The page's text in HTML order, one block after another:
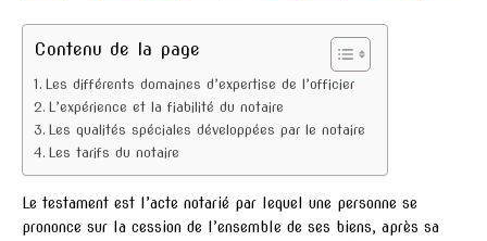
Contenu de la page
Les différents domaines d’expertise de l’officier
L’expérience et la fiabilité du notaire
Les qualités spéciales développées par le notaire
Les tarifs du notaire
Le testament est l’acte notarié par lequel une personne se
prononce sur la cession de l’ensemble de ses biens, après sa